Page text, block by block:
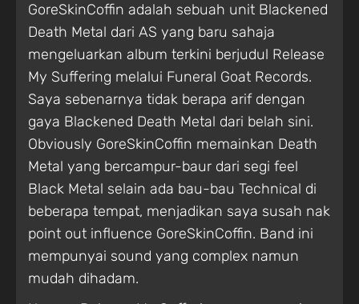
GoreSkinCoffin adalah sebuah unit Blackened
Death Metal dari AS yang baru sahaja
mengeluarkan album terkini berjudul Release
My Suffering melalui Funeral Goat Records.
Saya sebenarnya tidak berapa arif dengan
gaya Blackened Death Metal dari belah sini.
Obviously GoreSkinCoffin memainkan Death
Metal yang bercampur-baur dari segi feel
Black Metal selain ada bau-bau Technical di
beberapa tempat, menjadikan saya susah nak
point out influence GoreSkinCoffin. Band ini
mempunyai sound yang complex namun
mudah dihadam.